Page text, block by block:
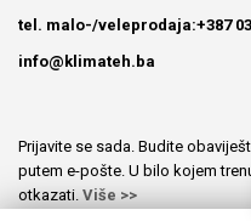
tel. malo-/veleprodaja:+387
info@klimateh.ba
Prijavite se sada. Budite
putem e-pošte. U bilo kojem
otkazati. Više >>